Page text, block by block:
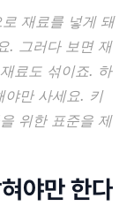
재료를 넣게 돼
. 그러다 보면 재
료도 섞이죠. 하
야만 사세요. 키
위한 표준을 제
야만 한다